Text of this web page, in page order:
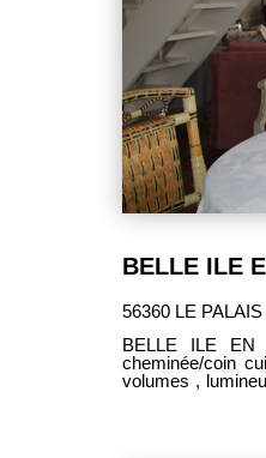
56360 LE PALAIS
BELLE ILE EN MER A VENDRE Charmant
cheminée/coin cuisine
volumes , lumineux... ! EXCLUSIVITE RDV avec Catherine